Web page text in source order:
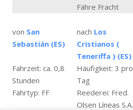
Fähre Fracht
von San
Sebastián (ES)
nach Los
Cristianos (
Teneriffa ) (ES)
Fahrzeit: ca. 0,8
Stunden
Häufigkeit: 3 pro
Tag
Fährtyp: FF
Reederei: Fred.
Olsen Líneas S.A.